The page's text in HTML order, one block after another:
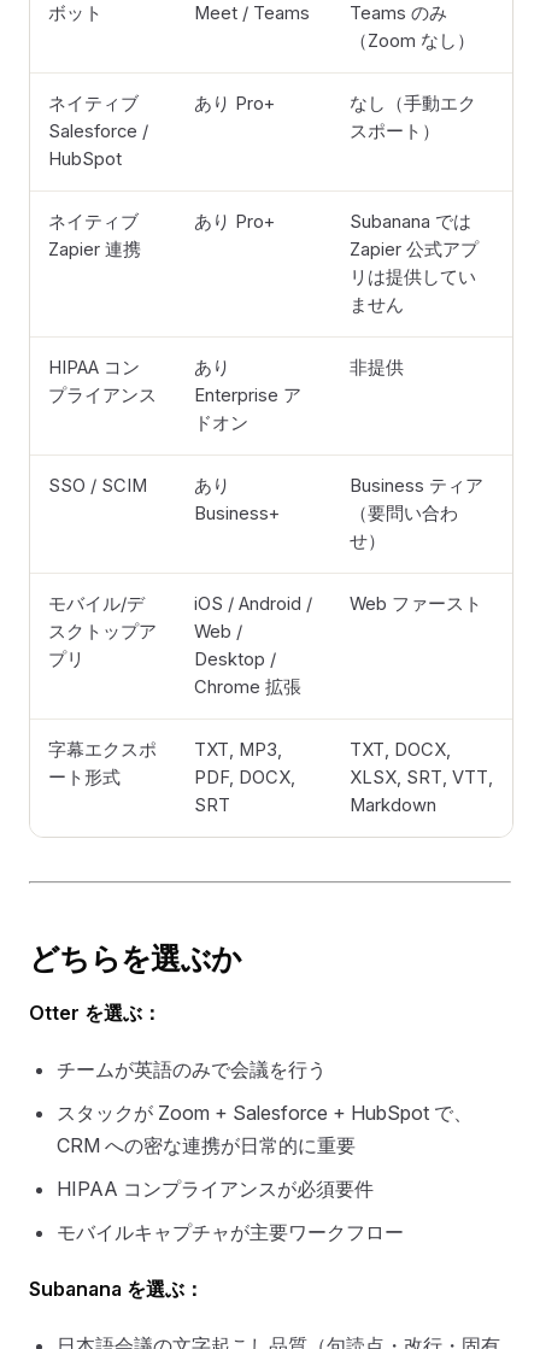
ボット
Meet / Teams
Teams のみ
（Zoom なし）
ネイティブ
Salesforce /
HubSpot
あり Pro+
なし（手動エク
スポート）
ネイティブ
Zapier 連携
あり Pro+
Subanana では
Zapier 公式アプ
リは提供してい
ません
HIPAA コン
プライアンス
あり
Enterprise ア
ドオン
非提供
SSO / SCIM
あり
Business+
Business ティア
（要問い合わ
せ）
モバイル/デ
スクトップア
プリ
iOS / Android /
Web /
Desktop /
Chrome 拡張
Web ファースト
字幕エクスポ
ート形式
TXT, MP3,
PDF, DOCX,
SRT
TXT, DOCX,
XLSX, SRT, VTT,
Markdown
どちらを選ぶか
Otter を選ぶ：
チームが英語のみで会議を行う
スタックが Zoom + Salesforce + HubSpot で、
CRM への密な連携が日常的に重要
HIPAA コンプライアンスが必須要件
モバイルキャプチャが主要ワークフロー
Subanana を選ぶ：